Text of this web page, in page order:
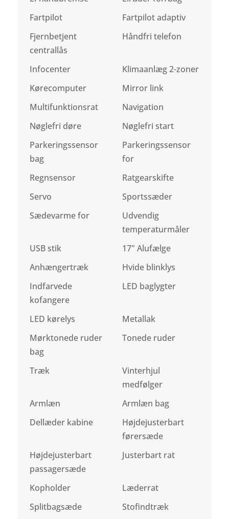
Fartpilot
Fartpilot adaptiv
Fjernbetjent
centrallås
Håndfri telefon
Infocenter
Klimaanlæg 2-zoner
Kørecomputer
Mirror link
Multifunktionsrat
Navigation
Nøglefri døre
Nøglefri start
Parkeringssensor
bag
Parkeringssensor
for
Regnsensor
Ratgearskifte
Servo
Sportssæder
Sædevarme for
Udvendig
temperaturmåler
USB stik
17" Alufælge
Anhængertræk
Hvide blinklys
Indfarvede
kofangere
LED baglygter
LED kørelys
Metallak
Mørktonede ruder
bag
Tonede ruder
Træk
Vinterhjul
medfølger
Armlæn
Armlæn bag
Dellæder kabine
Højdejusterbart
førersæde
Højdejusterbart
passagersæde
Justerbart rat
Kopholder
Læderrat
Splitbagsæde
Stofindtræk